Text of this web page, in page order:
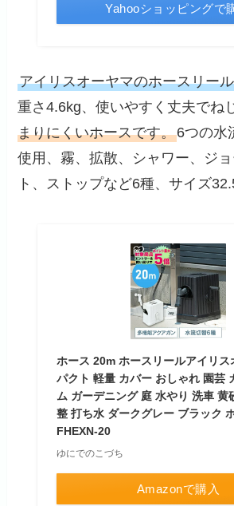
Yahooショッピングで
アイリスオーヤマのホースリー
重さ4.6kg、使いやすく丈夫でね
まりにくいホースです。6つの水
使用、霧、拡散、シャワー、ジ
ト、ストップなど6種、サイズ
ホース 20m ホースリールアイリス
パクト 軽量 カバー おしゃれ 園芸
ム ガーデニング 庭 水やり 洗車 黄
整 打ち水 ダークグレー ブラック
FHEXN-20
ゆにでのこづち
Amazonで購入